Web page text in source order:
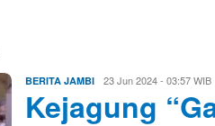
BERITA JAMBI Evo
23 Jun 2024 - 03:57 WIB
Kejagung